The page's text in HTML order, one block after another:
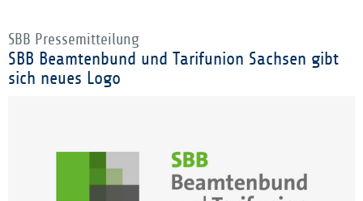
SBB Pressemitteilung
SBB Beamtenbund und Tarifunion Sachsen gibt
sich neues Logo